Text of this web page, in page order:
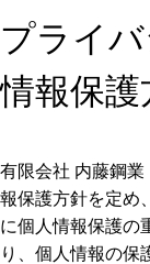
プライ
情報保護
有限会社 内藤鋼
報保護方針を定め
に個人情報保護の
り、個人情報の保